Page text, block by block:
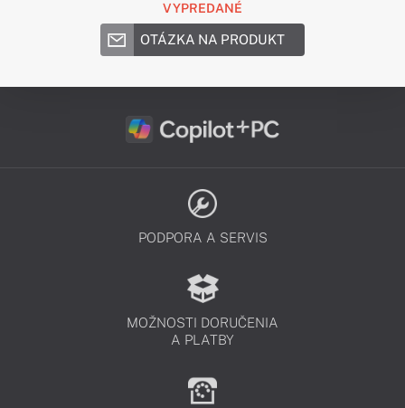
VYPREDANÉ
OTÁZKA NA PRODUKT
PODPORA A SERVIS
MOŽNOSTI DORUČENIA
A PLATBY